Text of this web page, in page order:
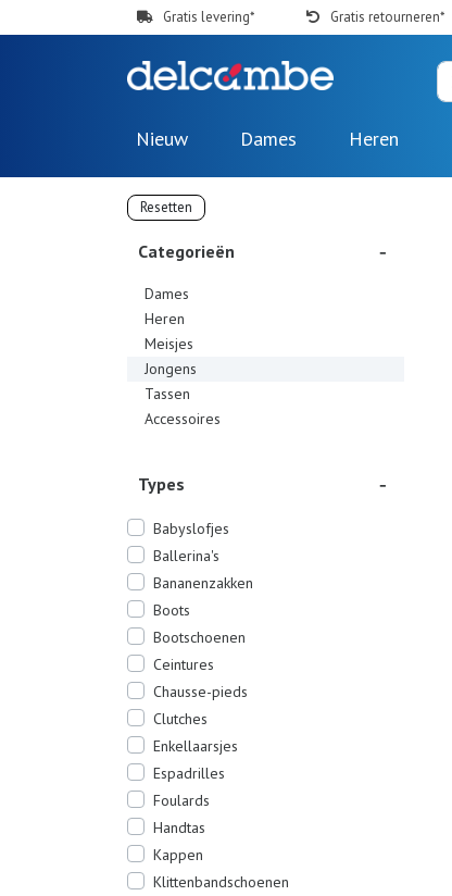
Gratis levering* Gratis retourneren*
Nieuw Dames Heren
Resetten
Categorieën
Dames
Heren
Meisjes
Jongens
Tassen
Accessoires
Types
Babyslofjes
Ballerina's
Bananenzakken
Boots
Bootschoenen
Ceintures
Chausse-pieds
Clutches
Enkellaarsjes
Espadrilles
Foulards
Handtas
Kappen
Klittenbandschoenen